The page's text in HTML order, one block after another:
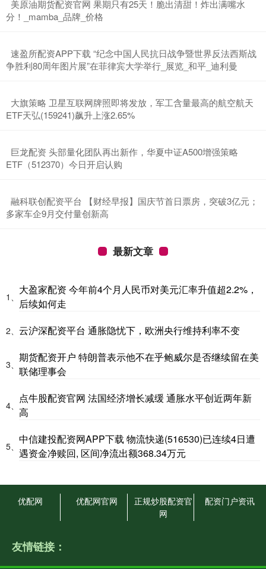
​美原油期货配资官网 果期只有25天！脆出清甜！炸出满嘴水
分！_mamba_品牌_价格
​速盈所配资APP下载 “纪念中国人民抗日战争暨世界反法西斯战
争胜利80周年图片展”在菲律宾大学举行_展览_和平_迪利曼
​大旗策略 卫星互联网牌照即将发放，军工含量最高的航空航天
ETF天弘(159241)飙升上涨2.65%
​巨龙配资 头部量化团队再出新作，华夏中证A500增强策略
ETF（512370）今日开启认购
​融科联创配资平台 【财经早报】国庆节首日票房，突破3亿元；
多家车企9月交付量创新高
最新文章
1、
大盈家配资 今年前4个月人民币对美元汇率升值超2.2%，
后续如何走
2、 云沪深配资平台 通胀隐忧下，欧洲央行维持利率不变
3、
期货配资开户 特朗普表示他不在乎鲍威尔是否继续留在美
联储理事会
4、
点牛股配资官网 法国经济增长减缓 通胀水平创近两年新
高
5、
中信建投配资网APP下载 物流快递(516530)已连续4日遭
遇资金净赎回, 区间净流出额368.34万元
优配网 优配网官网
正规炒股配资官
网
配资门户资讯
友情链接：